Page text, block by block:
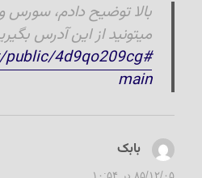
بالا توضیح دادم، سورس
میتونید از این آدرس
public/4d9qo209cg#
main
بابک
۸۵/۱۲/۰۵ در ۱۰:۵۴